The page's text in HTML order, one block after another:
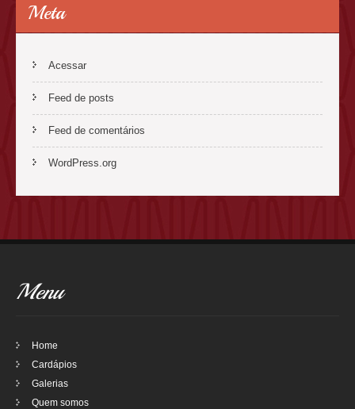
Meta
Acessar
Feed de posts
Feed de comentários
WordPress.org
Menu
Home
Cardápios
Galerias
Quem somos